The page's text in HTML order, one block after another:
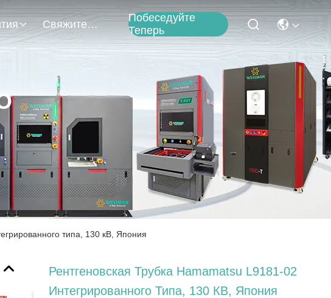
Свяжитесь С Нами
Побеседуйте
Теперь
типа, 130 кВ, Япония
Рентгеновская Трубка Hamamatsu L9181-02
Интегрированного Типа, 130 КВ, Япония